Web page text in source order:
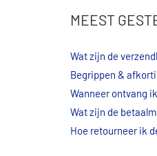
MEEST
Wat zijn de
Begrippen &
Wanneer ontvang
Wat zijn de
Hoe retourneer ik